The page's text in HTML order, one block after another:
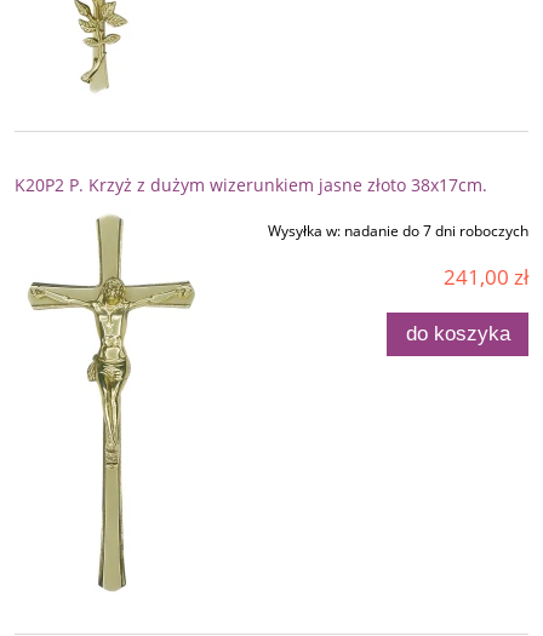
K20P2 P. Krzyż z dużym wizerunkiem jasne złoto 38x17cm.
Wysyłka w: nadanie do 7 dni roboczych
241,00 zł
do koszyka